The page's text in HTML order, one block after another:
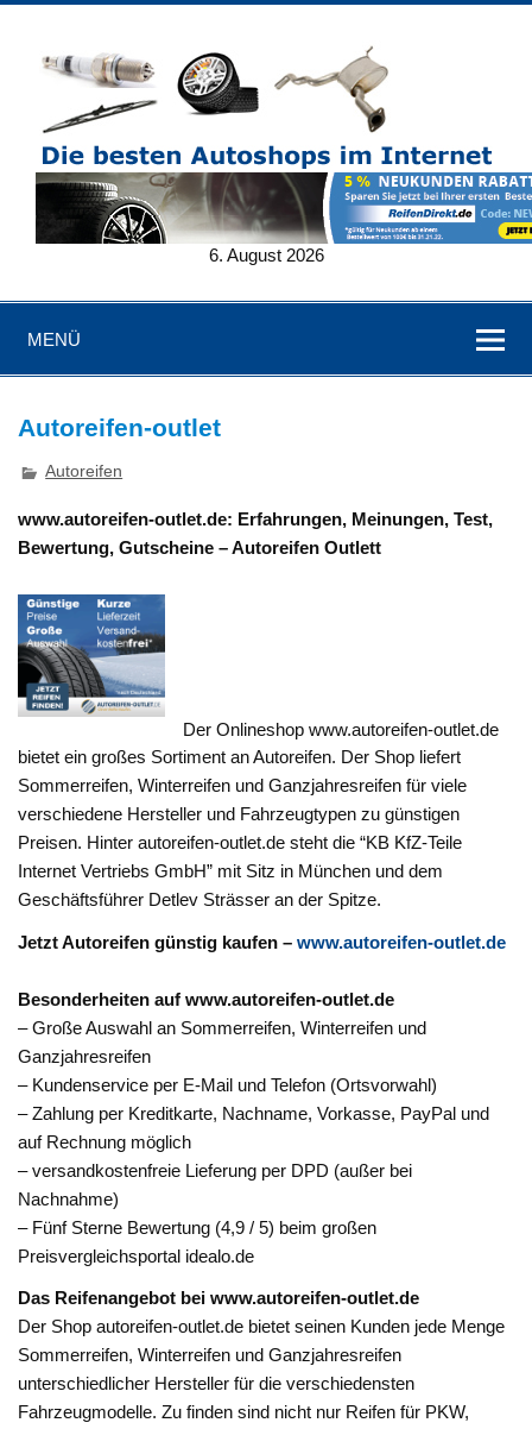
6. August 2026
MENÜ
Autoreifen-outlet
Autoreifen
www.autoreifen-outlet.de: Erfahrungen, Meinungen, Test,
Bewertung, Gutscheine – Autoreifen Outlett
Der Onlineshop www.autoreifen-outlet.de
bietet ein großes Sortiment an Autoreifen. Der Shop liefert
Sommerreifen, Winterreifen und Ganzjahresreifen für viele
verschiedene Hersteller und Fahrzeugtypen zu günstigen
Preisen. Hinter autoreifen-outlet.de steht die “KB KfZ-Teile
Internet Vertriebs GmbH” mit Sitz in München und dem
Geschäftsführer Detlev Strässer an der Spitze.
Jetzt Autoreifen günstig kaufen –www.autoreifen-outlet.de
Besonderheiten auf www.autoreifen-outlet.de
– Große Auswahl an Sommerreifen, Winterreifen und
Ganzjahresreifen
– Kundenservice per E-Mail und Telefon (Ortsvorwahl)
– Zahlung per Kreditkarte, Nachname, Vorkasse, PayPal und
auf Rechnung möglich
– versandkostenfreie Lieferung per DPD (außer bei
Nachnahme)
– Fünf Sterne Bewertung (4,9 / 5) beim großen
Preisvergleichsportal idealo.de
Das Reifenangebot bei www.autoreifen-outlet.de
Der Shop autoreifen-outlet.de bietet seinen Kunden jede Menge
Sommerreifen, Winterreifen und Ganzjahresreifen
unterschiedlicher Hersteller für die verschiedensten
Fahrzeugmodelle. Zu finden sind nicht nur Reifen für PKW,